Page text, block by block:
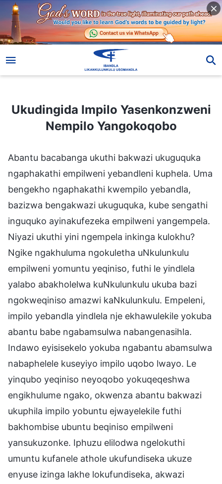
Ukudingida Impilo Yasenkonzweni
Nempilo Yangokoqobo
Abantu bacabanga ukuthi bakwazi ukuguquka
ngaphakathi empilweni yebandleni kuphela. Uma
bengekho ngaphakathi kwempilo yebandla,
bazizwa bengakwazi ukuguquka, kube sengathi
inguquko ayinakufezeka empilweni yangempela.
Niyazi ukuthi yini ngempela inkinga kulokhu?
Ngike ngakhuluma ngokuletha uNkulunkulu
empilweni yomuntu yeqiniso, futhi le yindlela
yalabo abakholelwa kuNkulunkulu ukuba bazi
ngokweqiniso amazwi kaNkulunkulu. Empeleni,
impilo yebandla yindlela nje ekhawulekile yokuba
abantu babe ngabamsulwa nabangenasihla.
Indawo eyisisekelo yokuba ngabantu abamsulwa
nabaphelele kuseyiyo impilo uqobo lwayo. Le
yinqubo yeqiniso neyoqobo yokuqeqeshwa
engikhulume ngako, okwenza abantu bakwazi
ukuphila impilo yobuntu ejwayelekile futhi
bakhombise ubuntu beqiniso empilweni
yansukuzonke. Iphuzu elilodwa ngelokuthi
umuntu kufanele athole ukufundiseka ukuze
enyuse izinga lakhe lokufundiseka, akwazi